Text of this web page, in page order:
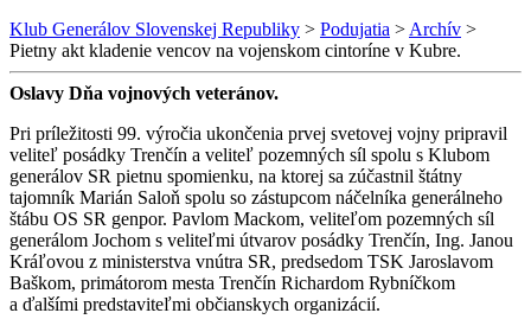
Klub Generálov Slovenskej Republiky > Podujatia > Archív >
Pietny akt kladenie vencov na vojenskom cintoríne v Kubre.
Oslavy Dňa vojnových veteránov.
Pri príležitosti 99. výročia ukončenia prvej svetovej vojny pripravil
veliteľ posádky Trenčín a veliteľ pozemných síl spolu s Klubom
generálov SR pietnu spomienku, na ktorej sa zúčastnil štátny
tajomník Marián Saloň spolu so zástupcom náčelníka generálneho
štábu OS SR genpor. Pavlom Mackom, veliteľom pozemných síl
generálom Jochom s veliteľmi útvarov posádky Trenčín, Ing. Janou
Kráľovou z ministerstva vnútra SR, predsedom TSK Jaroslavom
Baškom, primátorom mesta Trenčín Richardom Rybníčkom
a ďalšími predstaviteľmi občianskych organizácií.